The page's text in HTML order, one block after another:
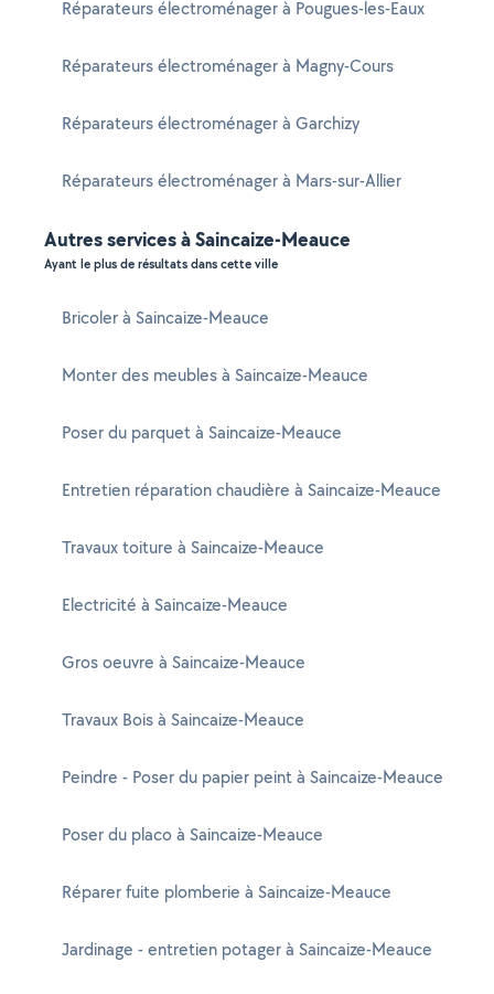
Réparateurs électroménager à Pougues-les-Eaux
Réparateurs électroménager à Magny-Cours
Réparateurs électroménager à Garchizy
Réparateurs électroménager à Mars-sur-Allier
Autres services à Saincaize-Meauce
Ayant le plus de résultats dans cette ville
Bricoler à Saincaize-Meauce
Monter des meubles à Saincaize-Meauce
Poser du parquet à Saincaize-Meauce
Entretien réparation chaudière à Saincaize-Meauce
Travaux toiture à Saincaize-Meauce
Electricité à Saincaize-Meauce
Gros oeuvre à Saincaize-Meauce
Travaux Bois à Saincaize-Meauce
Peindre - Poser du papier peint à Saincaize-Meauce
Poser du placo à Saincaize-Meauce
Réparer fuite plomberie à Saincaize-Meauce
Jardinage - entretien potager à Saincaize-Meauce